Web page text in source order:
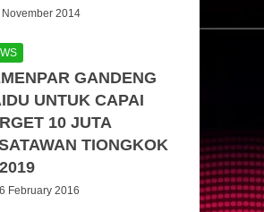
November 2014
GANDENG
UNTUK CAPAI
10 JUTA
TIONGKOK
February 2016